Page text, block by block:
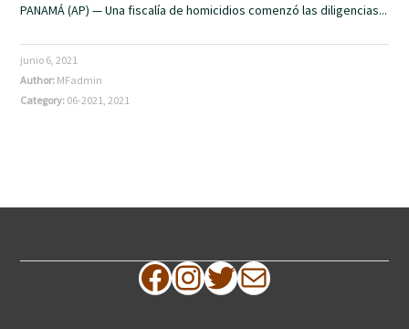
PANAMÁ (AP) — Una fiscalía de homicidios comenzó las diligencias...
junio 6, 2021
Author: MFadmin
Category: 06-2021 ,2021
Facebook
Instagram
Twitter
Correo electrónico